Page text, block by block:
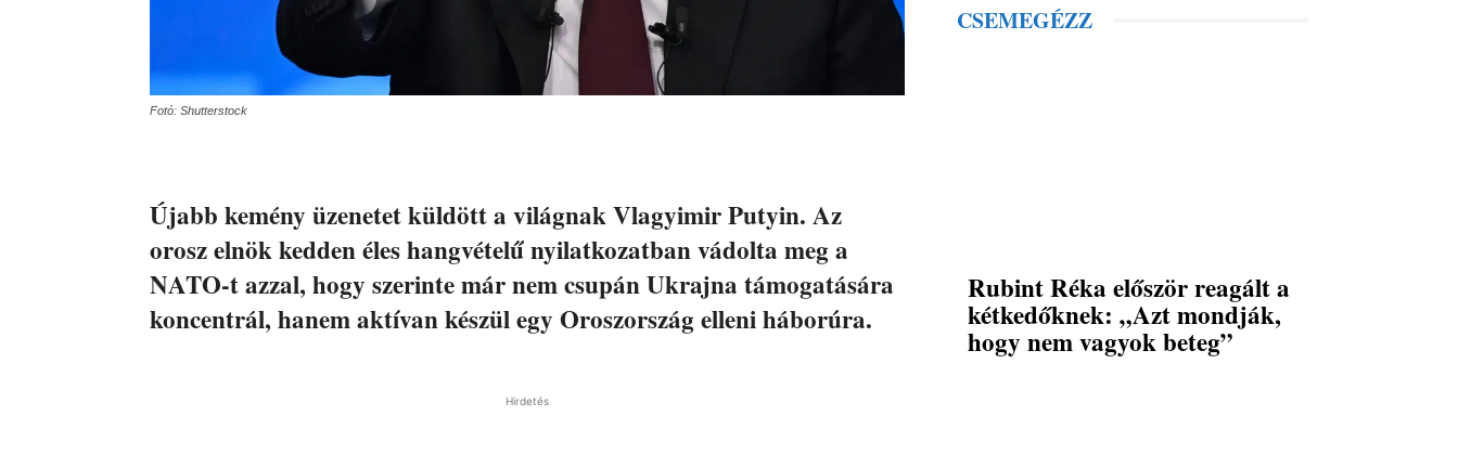
Fotó: Shutterstock
Újabb kemény üzenetet küldött a világnak Vlagyimir Putyin. Az
orosz elnök kedden éles hangvételű nyilatkozatban vádolta meg a
NATO-t azzal, hogy szerinte már nem csupán Ukrajna támogatására
koncentrál, hanem aktívan készül egy Oroszország elleni háborúra.
Hirdetés
CSEMEGÉZZ
Rubint Réka először reagált a
kétkedőknek: „Azt mondják,
hogy nem vagyok beteg”